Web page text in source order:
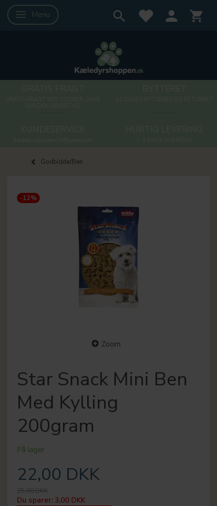
Skifte navigation
Menu
Godbidde/Ben
-12%
Zoom
Star Snack Mini Ben
Med Kylling
200gram
På lager
22,00 DKK
25,00 DKK
Du sparer: 3,00 DKK